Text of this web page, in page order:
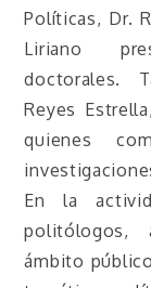
Políticas, Dr.
Liriano
doctorales.
Reyes
quienes
En la
politólogos,
ámbito